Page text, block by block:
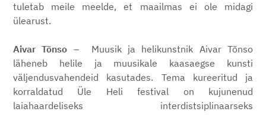
tuletab meile meelde, et maailmas ei ole midagi
ülearust.
Aivar Tõnso –
Muusik ja helikunstnik Aivar Tõnso
läheneb helile ja muusikale kaasaegse kunsti
väljendusvahendeid kasutades. Tema kureeritud ja
korraldatud Üle Heli festival on kujunenud
laiahaardeliseks interdistsiplinaarseks